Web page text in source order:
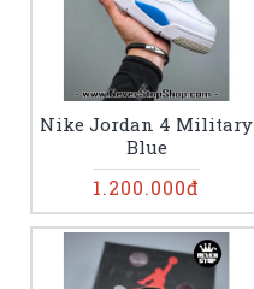
Nike Jordan 4 Military
Blue
1.200.000đ